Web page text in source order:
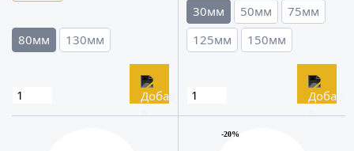
80мм 130мм
30мм 50мм
75мм
125мм
150мм
-20%